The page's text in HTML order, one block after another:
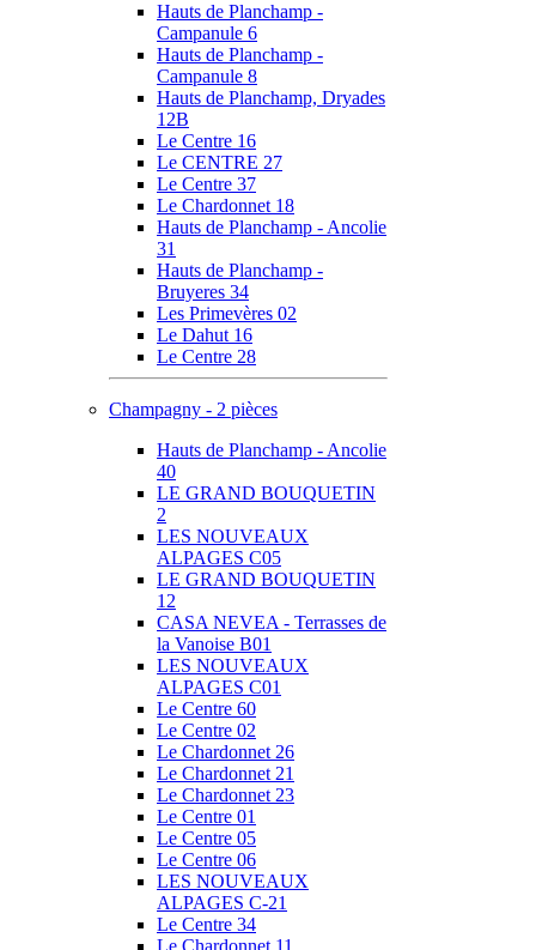
Hauts de Planchamp -
Campanule 6
Hauts de Planchamp -
Campanule 8
Hauts de Planchamp, Dryades
12B
Le Centre 16
Le CENTRE 27
Le Centre 37
Le Chardonnet 18
Hauts de Planchamp - Ancolie
31
Hauts de Planchamp -
Bruyeres 34
Les Primevères 02
Le Dahut 16
Le Centre 28
Champagny - 2 pièces
Hauts de Planchamp - Ancolie
40
LE GRAND BOUQUETIN
2
LES NOUVEAUX
ALPAGES C05
LE GRAND BOUQUETIN
12
CASA NEVEA - Terrasses de
la Vanoise B01
LES NOUVEAUX
ALPAGES C01
Le Centre 60
Le Centre 02
Le Chardonnet 26
Le Chardonnet 21
Le Chardonnet 23
Le Centre 01
Le Centre 05
Le Centre 06
LES NOUVEAUX
ALPAGES C-21
Le Centre 34
Le Chardonnet 11